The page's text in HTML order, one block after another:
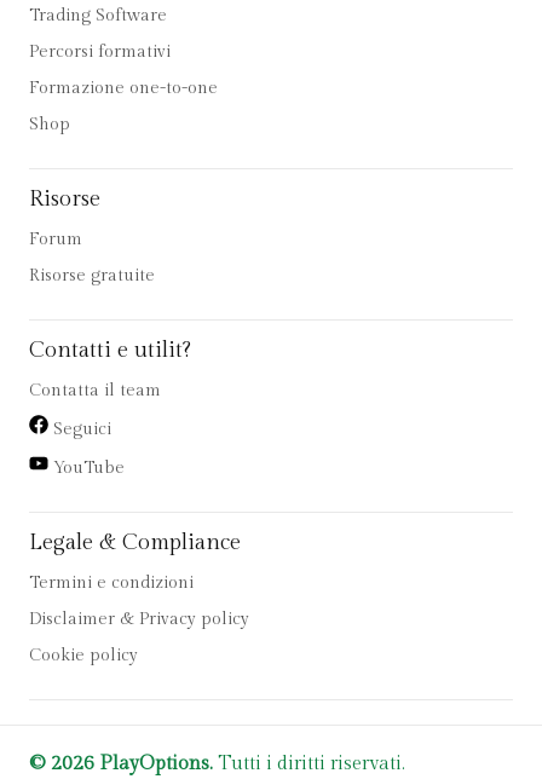
Trading Software
Percorsi formativi
Formazione one-to-one
Shop
Risorse
Forum
Risorse gratuite
Contatti e utilit?
Contatta il team
Seguici
YouTube
Legale & Compliance
Termini e condizioni
Disclaimer & Privacy policy
Cookie policy
© 2026 PlayOptions. Tutti i diritti riservati.